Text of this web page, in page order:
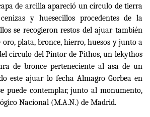
de arcilla apareció un círculo de tierra
y huesecillos procedentes de la
se recogieron restos del ajuar también
oro, plata, bronce, hierro, huesos y junto a
círculo del Pintor de Pithos, un lekythos
de bronce perteneciente al asa de un
este ajuar lo fecha Almagro Gorbea en
puede contemplar, junto al monumento,
Nacional (M.A.N.) de Madrid.